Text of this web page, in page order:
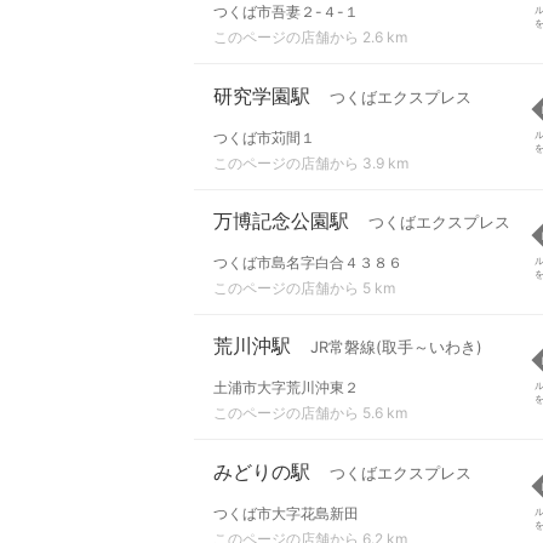
つくば市吾妻２-４-１
このページの店舗から 2.6 km
研究学園駅 つくばエクスプレス
つくば市苅間１
このページの店舗から 3.9 km
万博記念公園駅 つくばエクスプレス
つくば市島名字白合４３８６
このページの店舗から 5 km
荒川沖駅 JR常磐線(取手～いわき)
土浦市大字荒川沖東２
このページの店舗から 5.6 km
みどりの駅 つくばエクスプレス
つくば市大字花島新田
このページの店舗から 6.2 km